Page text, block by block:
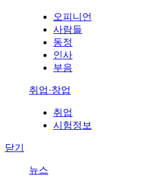
오피니언
사람들
동정
인사
부음
취업·창업
취업
시험정보
닫기
뉴스